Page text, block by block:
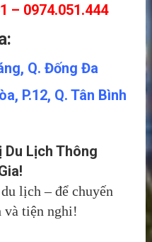
– 0974.051.444
Q. Đống Đa
P.12, Q. Tân Bình
Du Lịch Thông
lịch – để chuyến
và tiện nghi!